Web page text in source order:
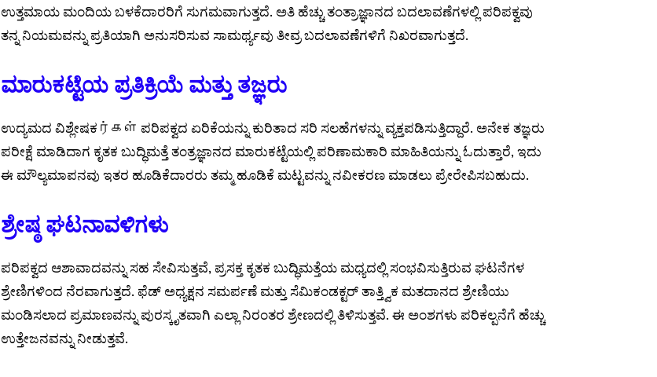
ಉತ್ತಮಾಯ ಮಂದಿಯ ಬಳಕೆದಾರರಿಗೆ ಸುಗಮವಾಗುತ್ತದೆ. ಅತಿ ಹೆಚ್ಚು ತಂತ್ರಾಜ್ಞಾನದ ಬದಲಾವಣೆಗಳಲ್ಲಿ ಪರಿಪಕ್ವವು
ತನ್ನ ನಿಯಮವನ್ನು ಪ್ರತಿಯಾಗಿ ಅನುಸರಿಸುವ ಸಾಮರ್ಥ್ಯವು ತೀವ್ರ ಬದಲಾವಣೆಗಳಿಗೆ ನಿಖರವಾಗುತ್ತದೆ.
ಮಾರುಕಟ್ಟೆಯ ಪ್ರತಿಕ್ರಿಯೆ ಮತ್ತು ತಜ್ಞರು
ಉದ್ಯಮದ ವಿಶ್ಲೇಷಕர்கள் ಪರಿಪಕ್ವದ ಏರಿಕೆಯನ್ನು ಕುರಿತಾದ ಸರಿ ಸಲಹೆಗಳನ್ನು ವ್ಯಕ್ತಪಡಿಸುತ್ತಿದ್ದಾರೆ. ಅನೇಕ ತಜ್ಞರು
ಪರೀಕ್ಷೆ ಮಾಡಿದಾಗ ಕೃತಕ ಬುದ್ಧಿಮತ್ತೆ ತಂತ್ರಜ್ಞಾನದ ಮಾರುಕಟ್ಟೆಯಲ್ಲಿ ಪರಿಣಾಮಕಾರಿ ಮಾಹಿತಿಯನ್ನು ಓದುತ್ತಾರೆ, ಇದು
ಈ ಮೌಲ್ಯಮಾಪನವು ಇತರ ಹೂಡಿಕೆದಾರರು ತಮ್ಮ ಹೂಡಿಕೆ ಮಟ್ಟವನ್ನು ನವೀಕರಣ ಮಾಡಲು ಪ್ರೇರೇಪಿಸಬಹುದು.
ಶ್ರೇಷ್ಠ ಘಟನಾವಳಿಗಳು
ಪರಿಪಕ್ವದ ಆಶಾವಾದವನ್ನು ಸಹ ಸೇವಿಸುತ್ತವೆ, ಪ್ರಸಕ್ತ ಕೃತಕ ಬುದ್ಧಿಮತ್ತೆಯ ಮಧ್ಯದಲ್ಲಿ ಸಂಭವಿಸುತ್ತಿರುವ ಘಟನೆಗಳ
ಶ್ರೇಣಿಗಳಿಂದ ನೆರವಾಗುತ್ತದೆ. ಫೆಡ್ ಅಧ್ಯಕ್ಷನ ಸಮರ್ಪಣೆ ಮತ್ತು ಸೆಮಿಕಂಡಕ್ಟರ್ ತಾತ್ತ್ವಿಕ ಮತದಾನದ ಶ್ರೇಣಿಯು
ಮಂಡಿಸಲಾದ ಪ್ರಮಾಣವನ್ನು ಪುರಸ್ಕೃತವಾಗಿ ಎಲ್ಲಾ ನಿರಂತರ ಶ್ರೇಣದಲ್ಲಿ ತಿಳಿಸುತ್ತವೆ. ಈ ಅಂಶಗಳು ಪರಿಕಲ್ಪನೆಗೆ ಹೆಚ್ಚು
ಉತ್ತೇಜನವನ್ನು ನೀಡುತ್ತವೆ.